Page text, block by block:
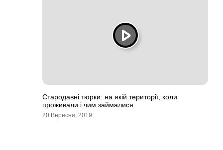
Стародавні тюрки: на якій території, коли
проживали і чим займалися
20 Вересня, 2019